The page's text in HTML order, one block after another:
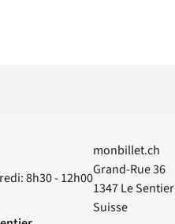
8h30 - 12h00
monbillet.ch
Grand-Rue 36
1347Le Sentier
Suisse